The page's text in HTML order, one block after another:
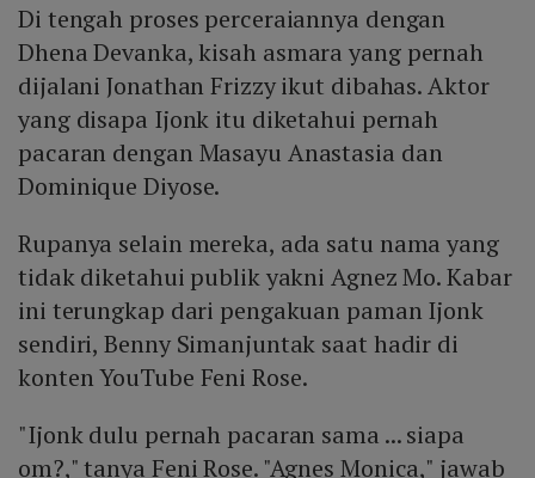
Di tengah proses perceraiannya dengan
Dhena Devanka, kisah asmara yang pernah
dijalani Jonathan Frizzy ikut dibahas. Aktor
yang disapa Ijonk itu diketahui pernah
pacaran dengan Masayu Anastasia dan
Dominique Diyose.
Rupanya selain mereka, ada satu nama yang
tidak diketahui publik yakni Agnez Mo. Kabar
ini terungkap dari pengakuan paman Ijonk
sendiri, Benny Simanjuntak saat hadir di
konten YouTube Feni Rose.
"Ijonk dulu pernah pacaran sama ... siapa
om?," tanya Feni Rose. "Agnes Monica," jawab